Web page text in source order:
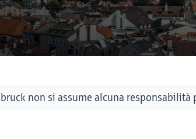
non si assume alcuna responsabilità